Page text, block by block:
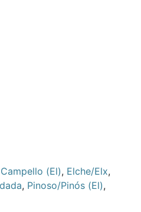
Campello (El), Elche/Elx,
, Pinoso/Pinós (El),